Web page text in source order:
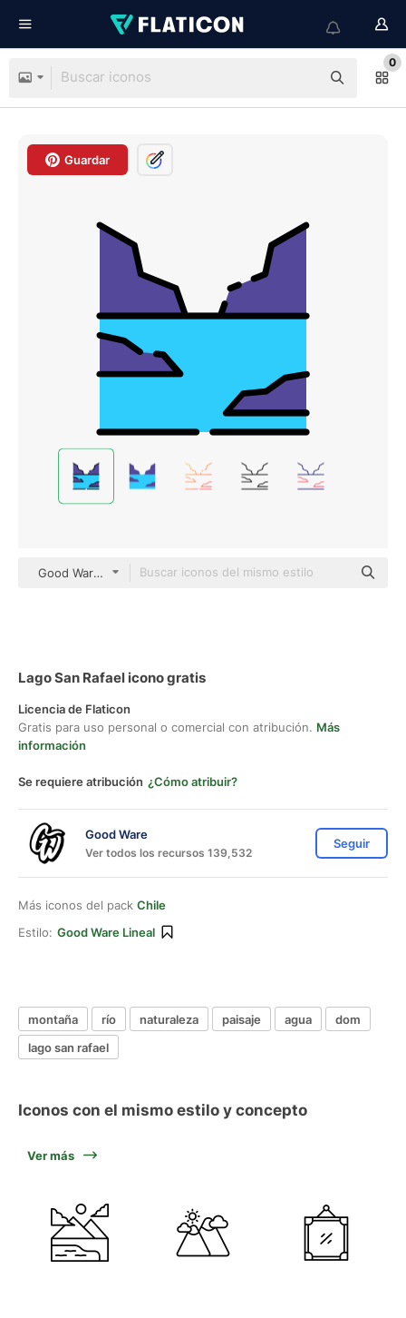
0
Guardar
Good Ware Lineal
Lago San Rafael icono gratis
Licencia de Flaticon
Gratis para uso personal o comercial con atribución. Más
información
Se requiere atribución ¿Cómo atribuir?
Good Ware
Ver todos los recursos 139,532
Seguir
Más iconos del pack Chile
Estilo: Good Ware Lineal
montaña río naturaleza paisaje agua
dom
lago san rafael
Iconos con el mismo estilo y concepto
Ver más